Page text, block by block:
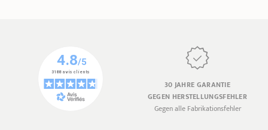
30 JAHRE GARANTIE
GEGEN HERSTELLUNGSFEHLER
Gegen alle Fabrikationsfehler